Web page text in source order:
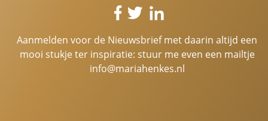
Aanmelden voor de Nieuwsbrief met daarin altijd een
mooi stukje ter inspiratie: stuur me even een mailtje
info@mariahenkes.nl